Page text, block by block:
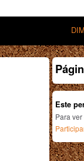
Este
Para